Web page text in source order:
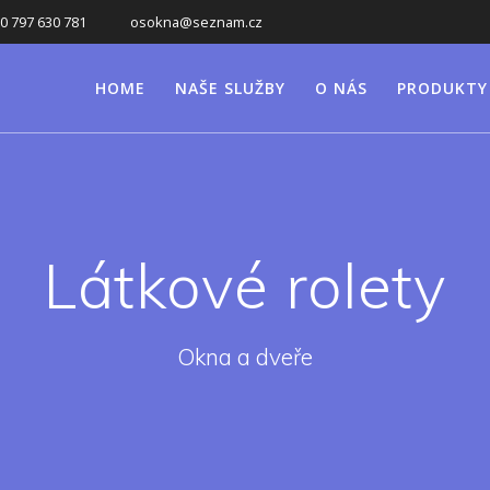
797 630 781 osokna@seznam.cz
HOME NAŠE SLUŽBY O NÁS PRODUKTY
Látkové rolety
Okna a dveře